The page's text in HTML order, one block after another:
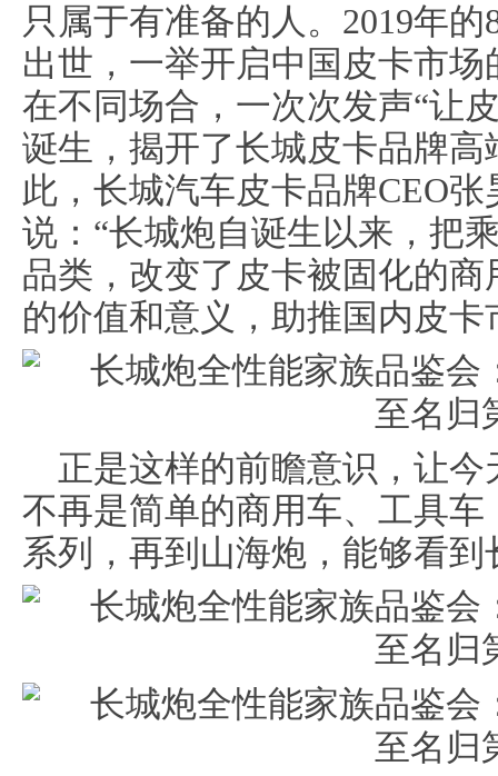
只属于有准备的人。2019年
出世，一举开启中国皮卡市
在不同场合，一次次发声“让
诞生，揭开了长城皮卡品牌
此，长城汽车皮卡品牌CEO
说：“长城炮自诞生以来，把
品类，改变了皮卡被固化的
的价值和意义，助推国内皮卡
正是这样的前瞻意识，让
不再是简单的商用车、工具
系列，再到山海炮，能够看